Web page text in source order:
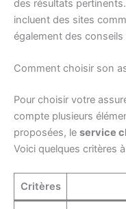
des résultats
incluent des sites
également des conseils
Comment choisir son
Pour choisir votre
compte plusieurs
proposées, le service
Voici quelques critères
Critères